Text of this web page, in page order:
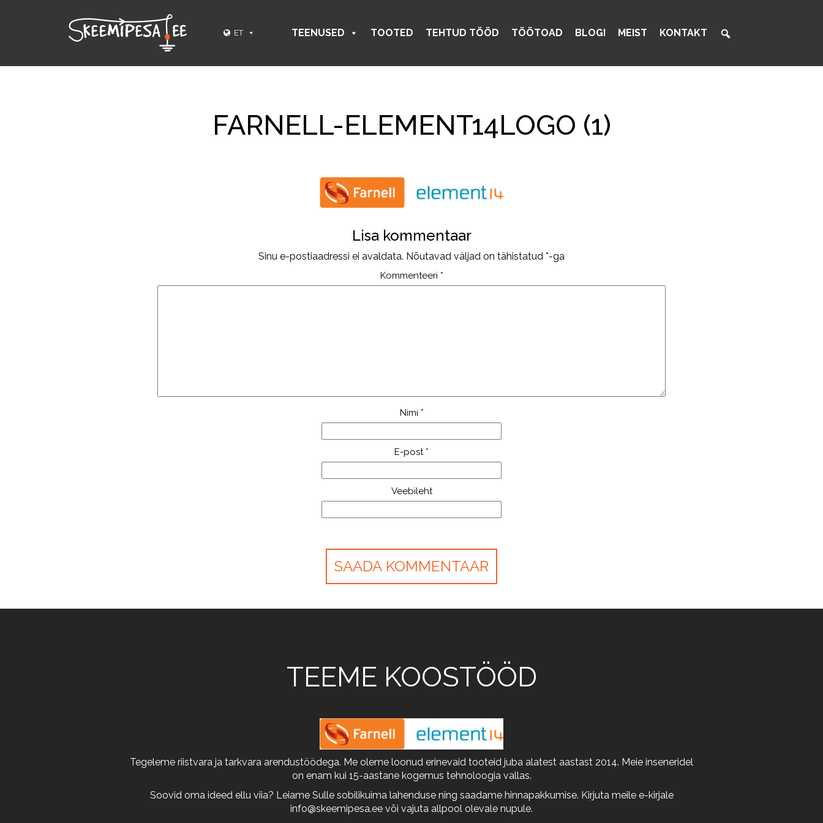
ET TEENUSED TOOTED TEHTUD TÖÖD TÖÖTOAD BLOGI MEIST KONTAKT
FARNELL-ELEMENT14LOGO (1)
Lisa kommentaar
Sinu e-postiaadressi ei avaldata. Nõutavad väljad on tähistatud *-ga
Kommenteeri *
Nimi *
E-post *
Veebileht
TEEME KOOSTÖÖD
Tegeleme riistvara ja tarkvara arendustöödega. Me oleme loonud erinevaid tooteid juba alatest aastast 2014. Meie inseneridel
on enam kui 15-aastane kogemus tehnoloogia vallas.
Soovid oma ideed ellu viia? Leiame Sulle sobilikuima lahenduse ning saadame hinnapakkumise. Kirjuta meile e-kirjale
info@skeemipesa.ee või vajuta allpool olevale nupule.